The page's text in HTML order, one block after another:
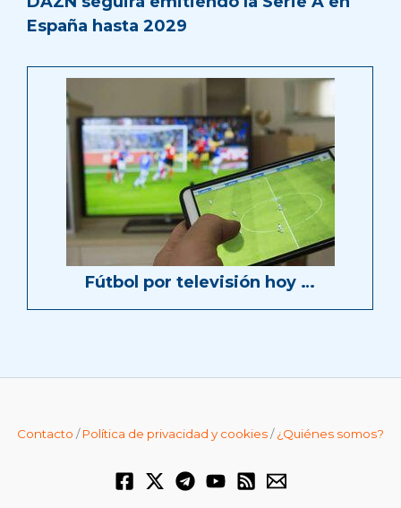
España hasta 2029
Fútbol por televisión hoy …
Contacto /Política de privacidad y cookies/¿Quiénes somos?